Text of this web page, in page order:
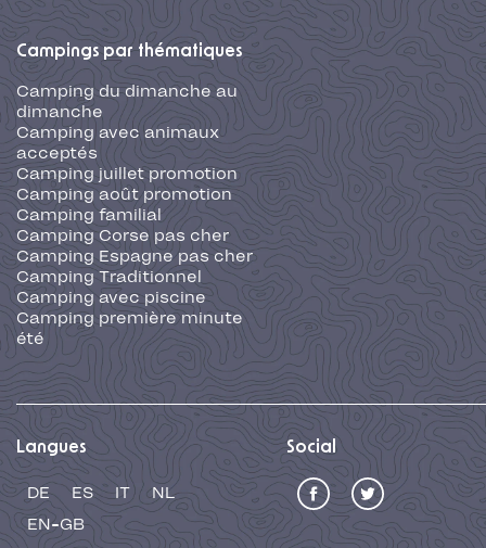
Campings par thématiques
Camping du dimanche au
dimanche
Camping avec animaux
acceptés
Camping juillet promotion
Camping août promotion
Camping familial
Camping Corse pas cher
Camping Espagne pas cher
Camping Traditionnel
Camping avec piscine
Camping première minute
été
Langues
DE ES IT
NL
EN-GB
Social